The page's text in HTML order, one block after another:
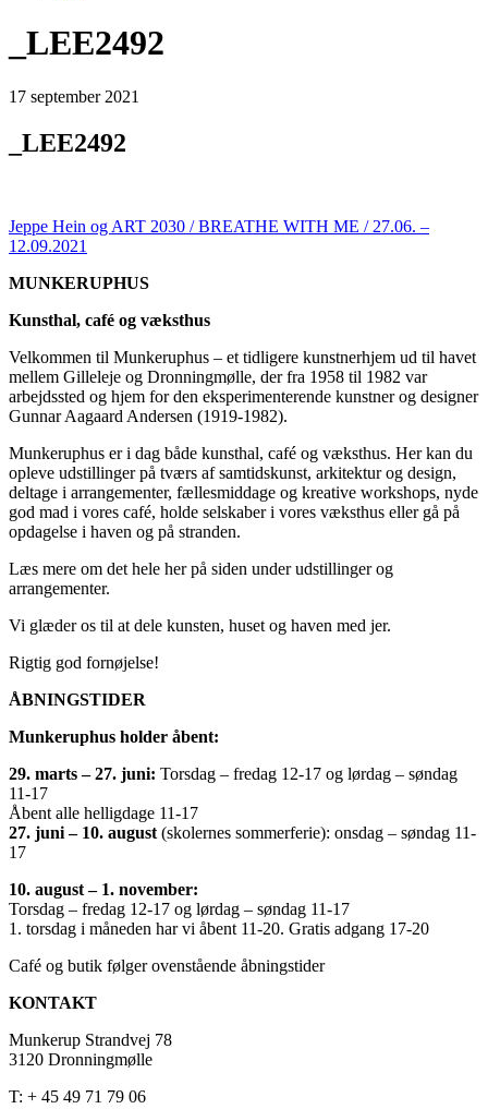
_LEE2492
17 september 2021
_LEE2492
Jeppe Hein og ART 2030 / BREATHE WITH ME / 27.06. –
12.09.2021
MUNKERUPHUS
Kunsthal, café og væksthus
Velkommen til Munkeruphus – et tidligere kunstnerhjem ud til havet
mellem Gilleleje og Dronningmølle, der fra 1958 til 1982 var
arbejdssted og hjem for den eksperimenterende kunstner og designer
Gunnar Aagaard Andersen (1919-1982).
Munkeruphus er i dag både kunsthal, café og væksthus. Her kan du
opleve udstillinger på tværs af samtidskunst, arkitektur og design,
deltage i arrangementer, fællesmiddage og kreative workshops, nyde
god mad i vores café, holde selskaber i vores væksthus eller gå på
opdagelse i haven og på stranden.
Læs mere om det hele her på siden under udstillinger og
arrangementer.
Vi glæder os til at dele kunsten, huset og haven med jer.
Rigtig god fornøjelse!
ÅBNINGSTIDER
Munkeruphus holder åbent:
29. marts – 27. juni: Torsdag – fredag 12-17 og lørdag – søndag
11-17
Åbent alle helligdage 11-17
27. juni – 10. august (skolernes sommerferie): onsdag – søndag 11-
17
10. august – 1. november:
Torsdag – fredag 12-17 og lørdag – søndag 11-17
1. torsdag i måneden har vi åbent 11-20. Gratis adgang 17-20
Café og butik følger ovenstående åbningstider
KONTAKT
Munkerup Strandvej 78
3120 Dronningmølle
T: + 45 49 71 79 06